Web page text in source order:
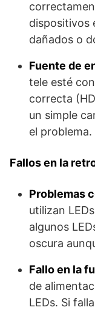
dispositivos
dañados o
Fuente de
tele esté
correcta
un simple
el problema.
Fallos en la
Problemas
utilizan
algunos
oscura
Fallo en la
de
LEDs. Si